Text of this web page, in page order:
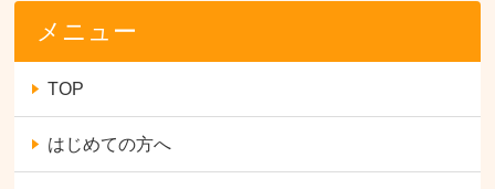
メニュー
TOP
はじめての方へ